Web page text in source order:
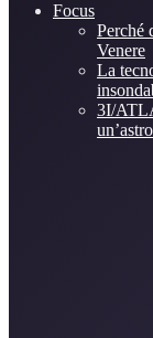
Focus
Perché
Venere
La
3I/